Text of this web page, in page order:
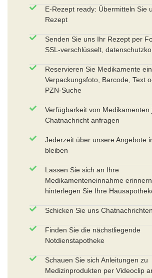
E-Rezept ready: Übermitteln Sie
Rezept
Senden Sie uns Ihr Rezept per
SSL-verschlüsselt,
Reservieren Sie Medikamente
Verpackungsfoto, Barcode, Text
PZN-Suche
Verfügbarkeit von Medikamenten
Chatnachricht anfragen
Jederzeit über unsere Angebote
bleiben
Lassen Sie sich an Ihre
Medikamenteneinnahme
hinterlegen Sie Ihre
Schicken Sie uns Chatnachrichten
Finden Sie die nächstliegende
Notdienstapotheke
Schauen Sie sich Anleitungen zu
Medizinprodukten per Videoclip